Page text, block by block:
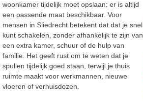
woonkamer tijdelijk moet opslaan: er is altijd
een passende maat beschikbaar. Voor
mensen in Sliedrecht betekent dat dat je snel
kunt schakelen, zonder afhankelijk te zijn van
een extra kamer, schuur of de hulp van
familie. Het geeft rust om te weten dat je
spullen tijdelijk goed staan, terwijl je thuis
ruimte maakt voor werkmannen, nieuwe
vloeren of verhuisdozen.